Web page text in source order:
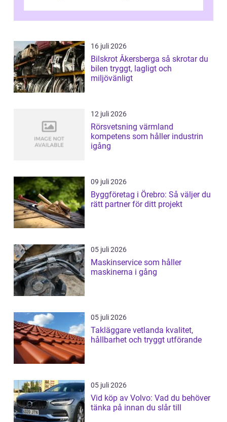
16 juli 2026
Bilskrot Åkersberga så skrotar du
bilen tryggt, lagligt och
miljövänligt
12 juli 2026
Rörsvetsning värmland
kompetens som håller industrin
igång
09 juli 2026
Byggföretag i Örebro: Så väljer du
rätt partner för ditt projekt
05 juli 2026
Maskinservice som håller
maskinerna i gång
05 juli 2026
Takläggare vetlanda kvalitet,
hållbarhet och tryggt utförande
05 juli 2026
Vid köp av Volvo: Vad du behöver
tänka på innan du slår till